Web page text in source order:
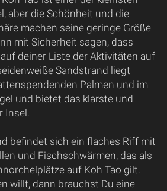
aber die Schönheit und die
machen seine geringe Größe
mit Sicherheit sagen, dass
deiner Liste der Aktivitäten auf
Sandstrand liegt
Palmen und im
und bietet das klarste und
Insel.
befindet sich ein flaches Riff mit
und Fischschwärmen, das als
auf Koh Tao gilt.
willt, dann brauchst Du eine